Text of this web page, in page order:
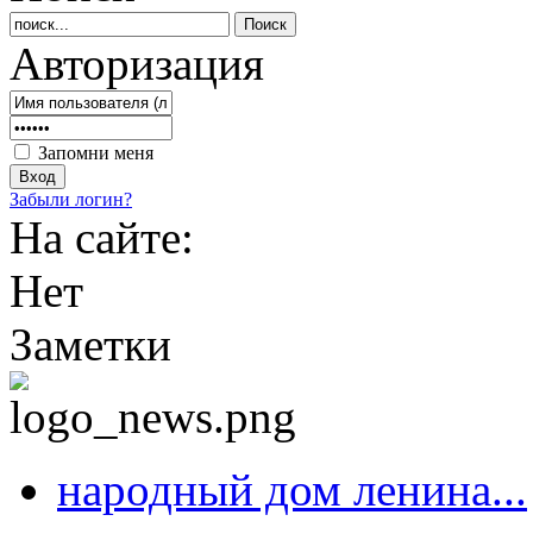
Авторизация
Запомни меня
Забыли логин?
На сайте:
Нет
Заметки
народный дом ленина...